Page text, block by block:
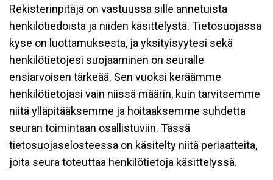
Rekisterinpitäjä on vastuussa sille annetuista
henkilötiedoista ja niiden käsittelystä. Tietosuojassa
kyse on luottamuksesta, ja yksityisyytesi sekä
henkilötietojesi suojaaminen on seuralle
ensiarvoisen tärkeää. Sen vuoksi keräämme
henkilötietojasi vain niissä määrin, kuin tarvitsemme
niitä ylläpitääksemme ja hoitaaksemme suhdetta
seuran toimintaan osallistuviin. Tässä
tietosuojaselosteessa on käsitelty niitä periaatteita,
joita seura toteuttaa henkilötietoja käsittelyssä.